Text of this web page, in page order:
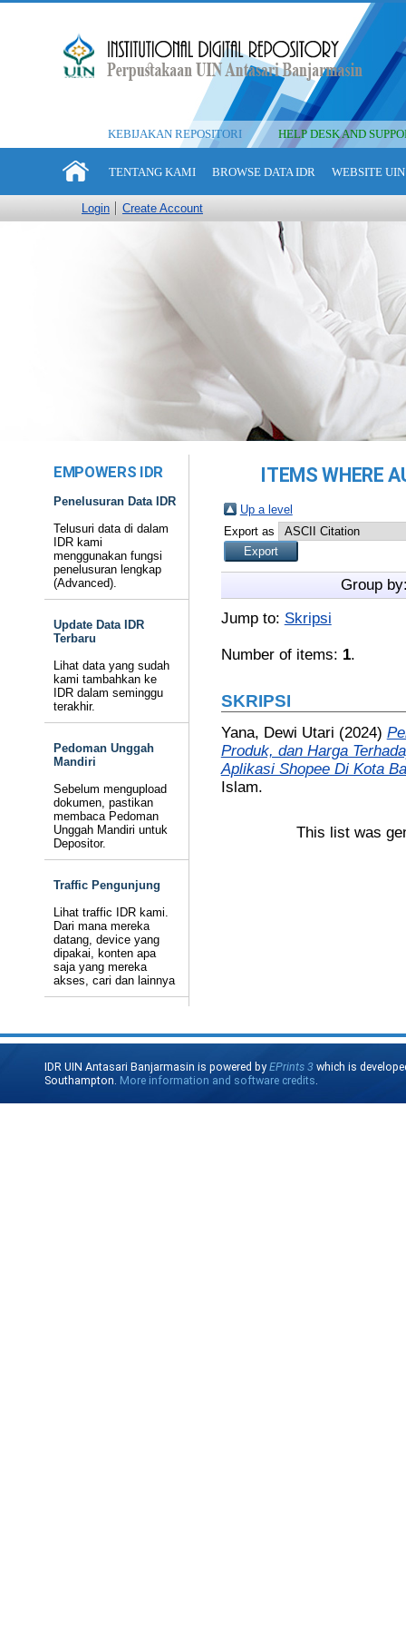
KEBIJAKAN REPOSITORI HELP DESK AND
TENTANG KAMI BROWSE DATA IDR WEBSITE
Login Create Account
EMPOWERS IDR
Penelusuran Data IDR
Telusuri data di dalam
IDR kami
menggunakan fungsi
penelusuran lengkap
(Advanced).
Update Data IDR
Terbaru
Lihat data yang sudah
kami tambahkan ke
IDR dalam seminggu
terakhir.
Pedoman Unggah
Mandiri
Sebelum mengupload
dokumen, pastikan
membaca Pedoman
Unggah Mandiri untuk
Depositor.
Traffic Pengunjung
Lihat traffic IDR kami.
Dari mana mereka
datang, device yang
dipakai, konten apa
saja yang mereka
akses, cari dan lainnya
ITEMS WHERE
Up a level
Export as
Group
Jump to: Skripsi
Number of items: 1.
SKRIPSI
Yana, Dewi Utari (2024)
Produk, dan Harga
Aplikasi Shopee Di Kota
Islam.
This list was
IDR UIN Antasari Banjarmasin is powered byEPrints 3 which is
Southampton. More information and software credits.